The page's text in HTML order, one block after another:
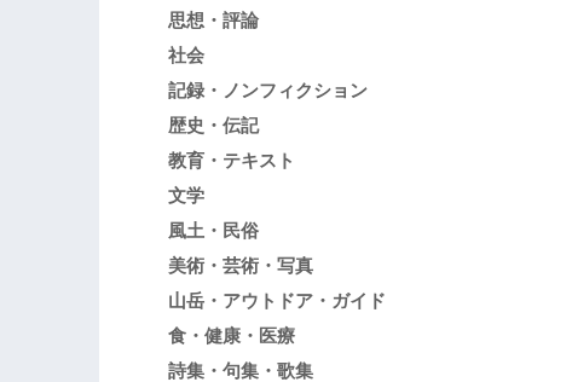
思想・評論
社会
記録・ノンフィクション
歴史・伝記
教育・テキスト
文学
風土・民俗
美術・芸術・写真
山岳・アウトドア・ガイド
食・健康・医療
詩集・句集・歌集